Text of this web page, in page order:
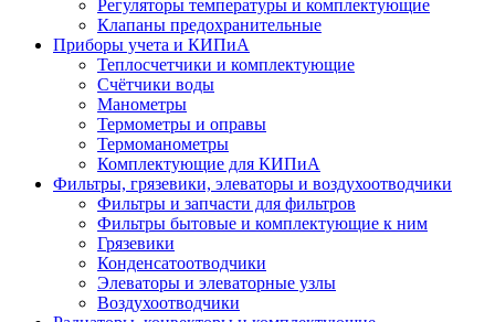
Регуляторы температуры и комплектующие
Клапаны предохранительные
Приборы учета и КИПиА
Теплосчетчики и комплектующие
Счётчики воды
Манометры
Термометры и оправы
Термоманометры
Комплектующие для КИПиА
Фильтры, грязевики, элеваторы и воздухоотводчики
Фильтры и запчасти для фильтров
Фильтры бытовые и комплектующие к ним
Грязевики
Конденсатоотводчики
Элеваторы и элеваторные узлы
Воздухоотводчики